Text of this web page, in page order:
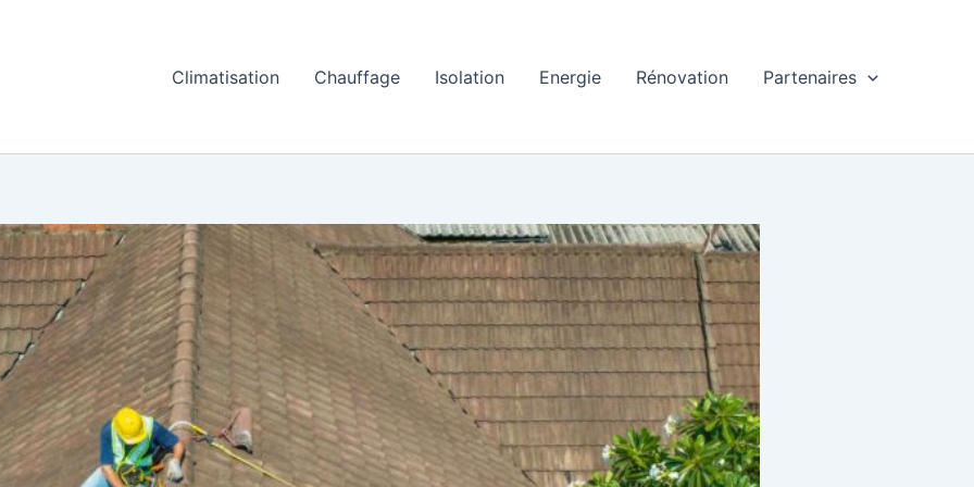
Climatisation Chauffage Isolation Energie Rénovation Partenaires